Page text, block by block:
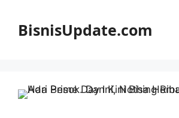
BisnisUpdate.com